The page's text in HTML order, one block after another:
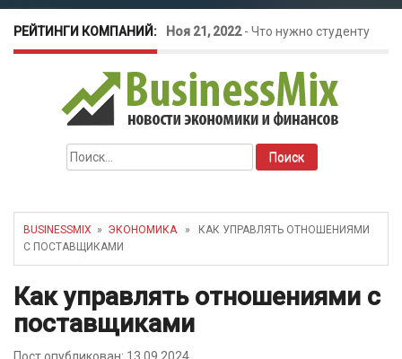
РЕЙТИНГИ КОМПАНИЙ: Ноя 21, 2022- Что нужно студенту
для открытия бизнеса?
Окт 26, 2022-Телефония для
amoCRM: лучшие инструменты для
бизнеса
как защитить свой бизнес?
Найти:
BUSINESSMIX » ЭКОНОМИКА» КАК УПРАВЛЯТЬ ОТНОШЕНИЯМИ
С ПОСТАВЩИКАМИ
Как управлять отношениями с
поставщиками